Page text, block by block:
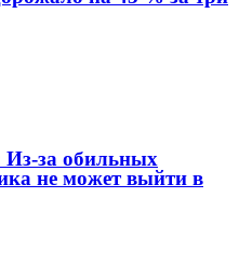
Из-за обильных
не может выйти в